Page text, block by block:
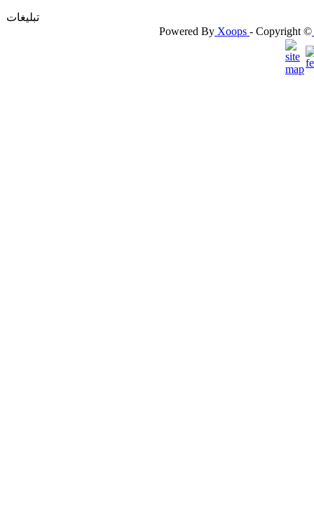
تبلیغات
Powered By Xoops - Copyright ©